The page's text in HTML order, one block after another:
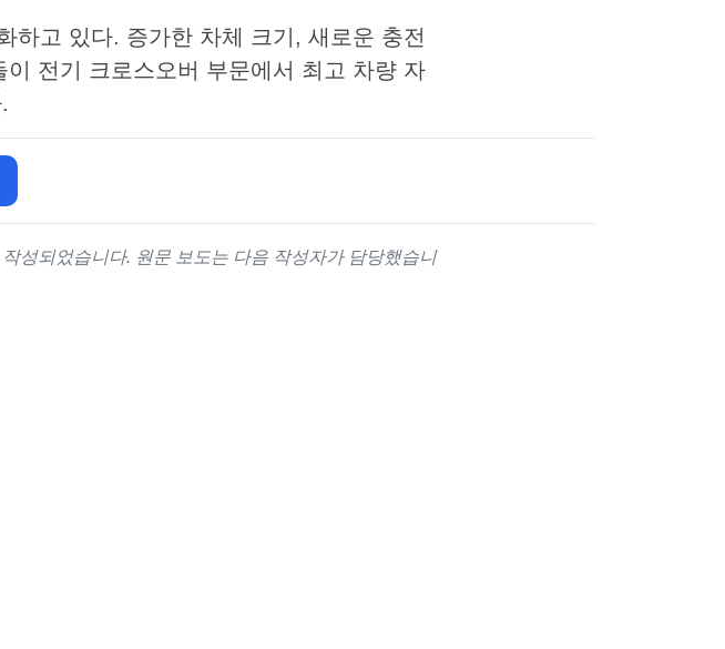
하고 있다. 증가한 차체 크기, 새로운 충전
전기 크로스오버 부문에서 최고 차량 자
성되었습니다. 원문 보도는 다음 작성자가 담당했습니